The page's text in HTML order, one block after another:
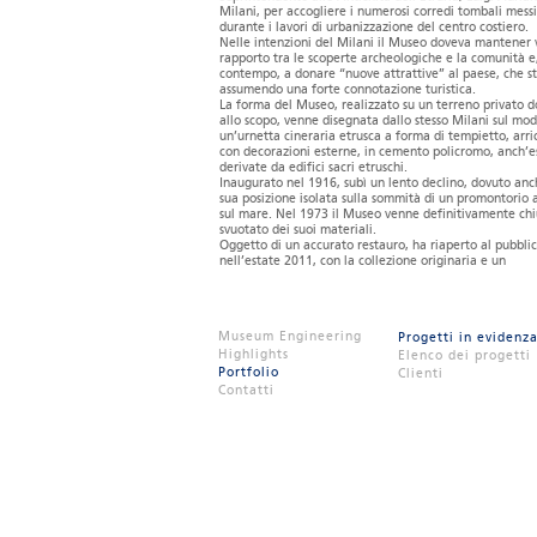
Progetti in evidenza
Elenco dei progetti
Clienti
Milani, per accogliere i numerosi corredi tombali
durante i lavori di urbanizzazione del centro costiero.
Nelle intenzioni del Milani il Museo doveva mantener
rapporto tra le scoperte archeologiche e la comunità e,
contempo, a donare “nuove attrattive” al paese, che
assumendo una forte connotazione turistica.
La forma del Museo, realizzato su un terreno privato
allo scopo, venne disegnata dallo stesso Milani sul
un’urnetta cineraria etrusca a forma di tempietto,
con decorazioni esterne, in cemento policromo,
derivate da edifici sacri etruschi.
Inaugurato nel 1916, subì un lento declino, dovuto
sua posizione isolata sulla sommità di un promontorio
sul mare. Nel 1973 il Museo venne definitivamente
svuotato dei suoi materiali.
Oggetto di un accurato restauro, ha riaperto al
nell’estate 2011, con la collezione originaria e un
un’unica grande teca a tenuta, invertendo il rapporto
usualmente stabilito tra visitatore e oggetto. Come una
seconda pelle la teca protegge gli oggetti posti su
mensole continue, mantenendo il microclima del
Museum Engineering
Highlights
Portfolio
Contatti